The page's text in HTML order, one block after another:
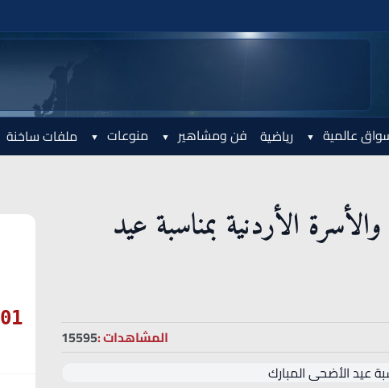
عالمية رياضية فن ومشاهير منوعات ملفات ساخنة
الأردنية بمناسبة عيد
المشاهدات :15595
01